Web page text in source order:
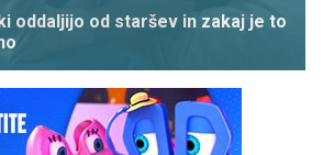
oddaljijo od staršev in zakaj je to